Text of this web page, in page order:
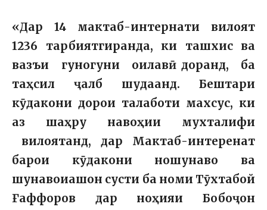
«Дар 14 мактаб-интернати вилоят
1236 тарбиятгиранда, ки ташхис ва
вазъи гуногуни оилавӣ доранд, ба
таҳсил ҷалб шудаанд. Бештари
кӯдакони дорои талаботи махсус, ки
аз шаҳру навоҳии мухталифи
вилоятанд, дар Мактаб-интеренат
барои кӯдакони ношунаво ва
шунавоиашон сусти ба номи Тӯхтабой
Ғаффоров дар ноҳияи Бобоҷон